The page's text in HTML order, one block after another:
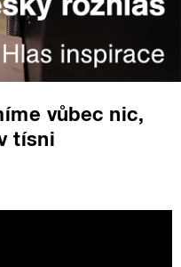
vůbec nic,
tísni